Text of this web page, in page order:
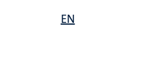
EN